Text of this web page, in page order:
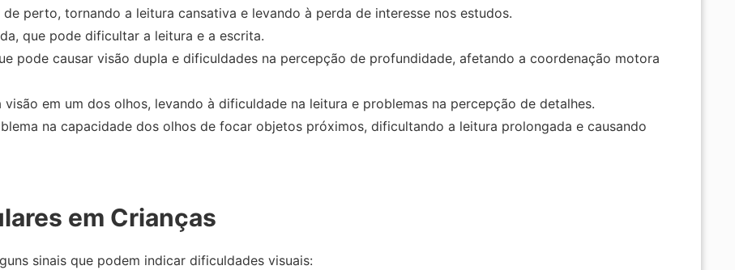
perto, tornando a leitura cansativa e levando à perda de interesse nos estudos.
que pode dificultar a leitura e a escrita.
pode causar visão dupla e dificuldades na percepção de profundidade, afetando a coordenação motora
em um dos olhos, levando à dificuldade na leitura e problemas na percepção de detalhes.
na capacidade dos olhos de focar objetos próximos, dificultando a leitura prolongada e causando
em Crianças
sinais que podem indicar dificuldades visuais: